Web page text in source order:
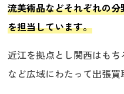
流美術品などそれぞれの
を担当しています。
近江を拠点とし関西はも
など広域にわたって出張買